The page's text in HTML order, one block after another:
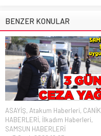
BENZER KONULAR
ASAYİŞ, Atakum Haberleri, CANİK
HABERLERİ, İlkadım Haberleri,
SAMSUN HABERLERİ